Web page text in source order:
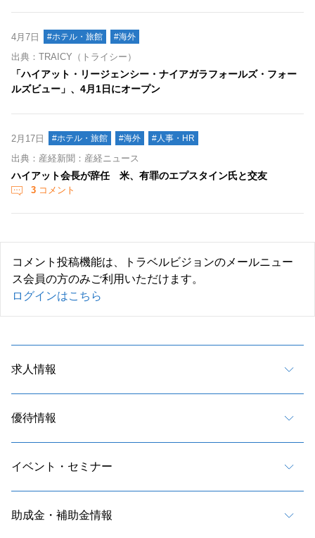
4月7日 #ホテル・旅館 #海外
出典：TRAICY（トライシー）
「ハイアット・リージェンシー・ナイアガラフォールズ・フォー
ルズビュー」、4月1日にオープン
2月17日 #ホテル・旅館 #海外 #人事・HR
出典：産経新聞：産経ニュース
ハイアット会長が辞任 米、有罪のエプスタイン氏と交友
3 コメント
コメント投稿機能は、トラベルビジョンのメールニュー
ス会員の方のみご利用いただけます。
ログインはこちら
求人情報
優待情報
イベント・セミナー
助成金・補助金情報